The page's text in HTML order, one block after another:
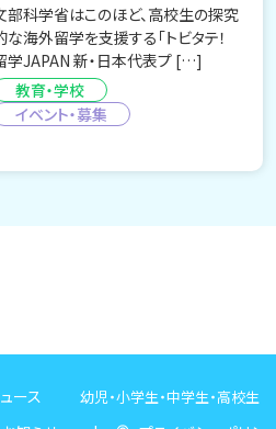
部科学省はこのほど、高校生の探究
な海外留学を支援する「トビタテ！
学JAPAN 新・日本代表プ […]
教育・学校
イベント・募集
ース 幼児・小学生・中学生・高校生